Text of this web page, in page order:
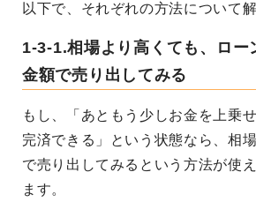
以下で、それぞれの方法について解
1-3-1.相場より高くても、ロー
金額で売り出してみる
もし、「あともう少しお金を上乗
完済できる」という状態なら、相
で売り出してみるという方法が使
ます。